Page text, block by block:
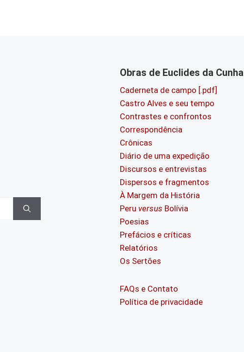
Obras de Euclides da Cunha
Caderneta de campo [.pdf]
Castro Alves e seu tempo
Contrastes e confrontos
Correspondência
Crônicas
Diário de uma expedição
Discursos e entrevistas
Dispersos e fragmentos
À Margem da História
Peru versus Bolívia
Poesias
Prefácios e críticas
Relatórios
Os Sertões
FAQs e Contato
Política de privacidade